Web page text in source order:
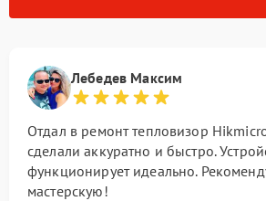
Лебедев Максим
Отдал в ремонт тепловизор
сделали аккуратно и быстро.
функционирует идеально.
мастерскую!